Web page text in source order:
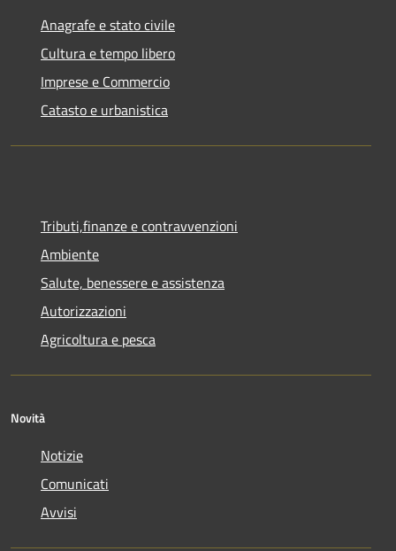
Anagrafe e stato civile
Cultura e tempo libero
Imprese e Commercio
Catasto e urbanistica
Tributi,finanze e contravvenzioni
Ambiente
Salute, benessere e assistenza
Autorizzazioni
Agricoltura e pesca
Novità
Notizie
Comunicati
Avvisi